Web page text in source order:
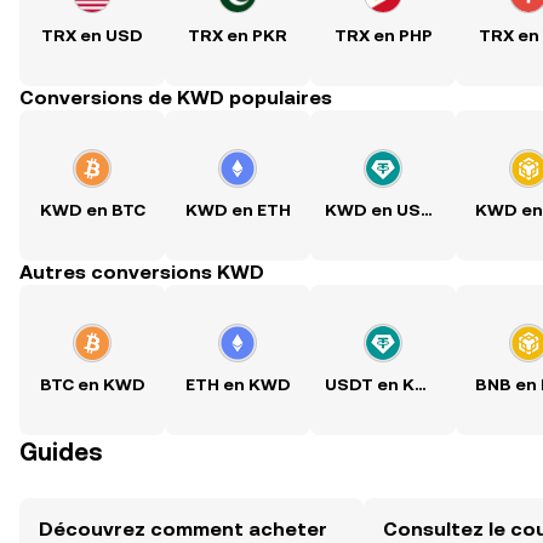
TRX en USD TRX en PKR TRX en PHP TRX en
Conversions de KWD populaires
KWD en BTC KWD en ETH KWD en USDT KWD
Autres conversions KWD
BTC en KWD ETH en KWD USDT en KWD BNB en
Guides
Découvrez comment acheter
Consultez le